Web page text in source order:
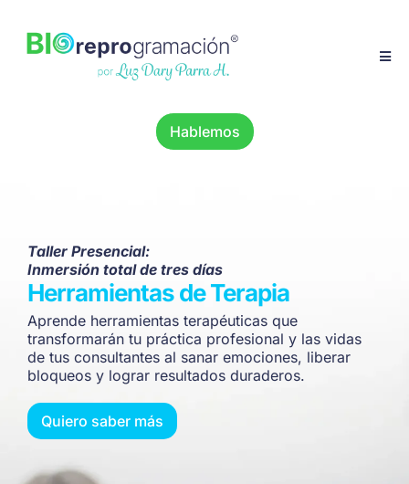
Hablemos
Taller Presencial:
Inmersión total de tres días
Herramientas de Terapia
Aprende herramientas terapéuticas que
transformarán tu práctica profesional y las vidas
de tus consultantes al sanar emociones, liberar
bloqueos y lograr resultados duraderos.
Quiero saber más